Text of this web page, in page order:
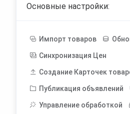
Основные настройки:
Импорт товаров
Синхронизация Цен
Создание Карточек
Публикация объявлений
Управление обработкой